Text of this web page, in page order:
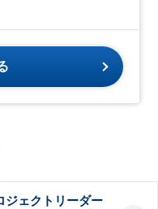
ジェクトリーダー